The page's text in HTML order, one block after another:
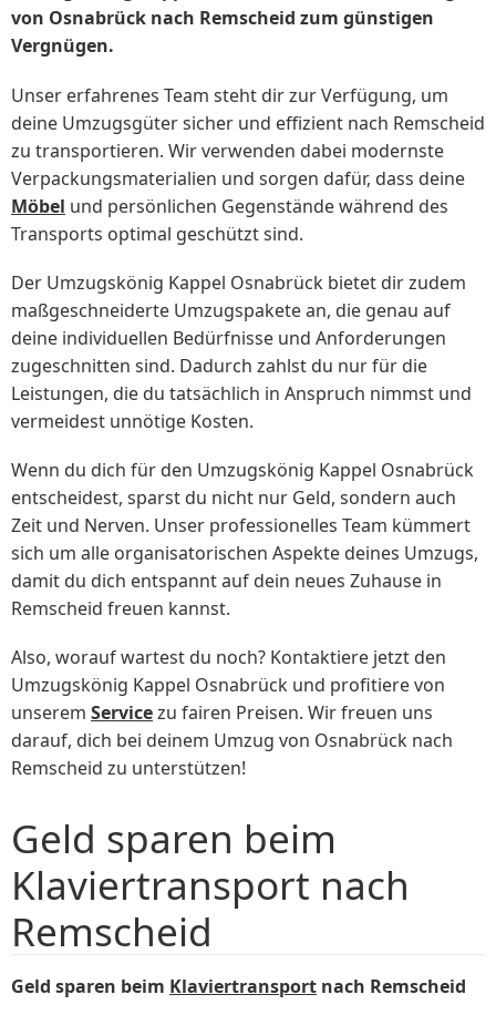
von Osnabrück nach Remscheid zum günstigen
Vergnügen.
Unser erfahrenes Team steht dir zur Verfügung, um
deine Umzugsgüter sicher und effizient nach Remscheid
zu transportieren. Wir verwenden dabei modernste
Verpackungsmaterialien und sorgen dafür, dass deine
Möbel und persönlichen Gegenstände während des
Transports optimal geschützt sind.
Der Umzugskönig Kappel Osnabrück bietet dir zudem
maßgeschneiderte Umzugspakete an, die genau auf
deine individuellen Bedürfnisse und Anforderungen
zugeschnitten sind. Dadurch zahlst du nur für die
Leistungen, die du tatsächlich in Anspruch nimmst und
vermeidest unnötige Kosten.
Wenn du dich für den Umzugskönig Kappel Osnabrück
entscheidest, sparst du nicht nur Geld, sondern auch
Zeit und Nerven. Unser professionelles Team kümmert
sich um alle organisatorischen Aspekte deines Umzugs,
damit du dich entspannt auf dein neues Zuhause in
Remscheid freuen kannst.
Also, worauf wartest du noch? Kontaktiere jetzt den
Umzugskönig Kappel Osnabrück und profitiere von
unserem Servicezu fairen Preisen. Wir freuen uns
darauf, dich bei deinem Umzug von Osnabrück nach
Remscheid zu unterstützen!
Geld sparen beim
Klaviertransport nach
Remscheid
Geld sparen beim Klaviertransport nach Remscheid